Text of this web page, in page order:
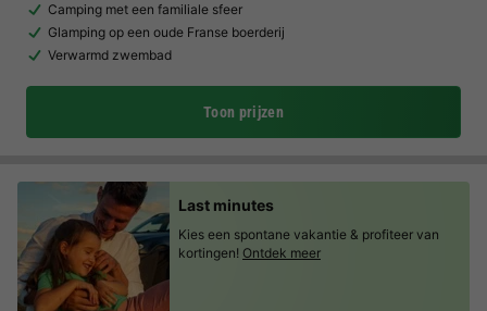
Camping met een familiale sfeer
Glamping op een oude Franse boerderij
Verwarmd zwembad
Toon prijzen
Last minutes
Kies een spontane vakantie & profiteer van
kortingen! Ontdek meer